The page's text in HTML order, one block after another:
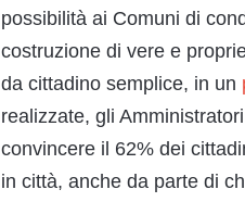
possibilità ai Comuni di
costruzione di vere e
da cittadino semplice, in un
realizzate, gli
convincere il 62% dei
in città, anche da parte di